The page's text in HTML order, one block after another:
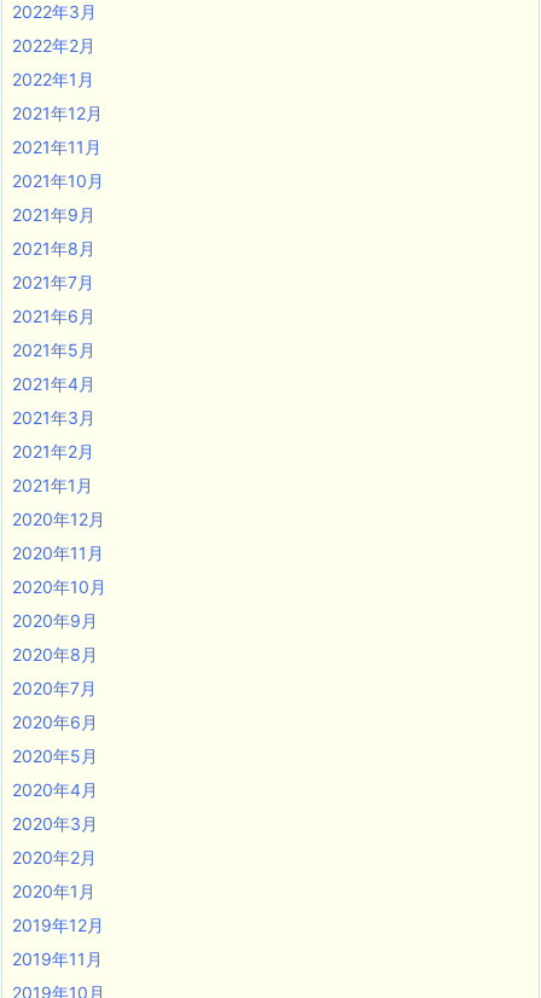
2022年3月
2022年2月
2022年1月
2021年12月
2021年11月
2021年10月
2021年9月
2021年8月
2021年7月
2021年6月
2021年5月
2021年4月
2021年3月
2021年2月
2021年1月
2020年12月
2020年11月
2020年10月
2020年9月
2020年8月
2020年7月
2020年6月
2020年5月
2020年4月
2020年3月
2020年2月
2020年1月
2019年12月
2019年11月
2019年10月